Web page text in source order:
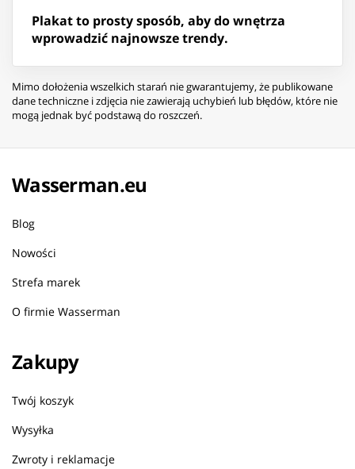
Plakat to prosty sposób, aby do wnętrza
wprowadzić najnowsze trendy.
Mimo dołożenia wszelkich starań nie gwarantujemy, że publikowane
dane techniczne i zdjęcia nie zawierają uchybień lub błędów, które nie
mogą jednak być podstawą do roszczeń.
Wasserman.eu
Blog
Nowości
Strefa marek
O firmie Wasserman
Zakupy
Twój koszyk
Wysyłka
Zwroty i reklamacje